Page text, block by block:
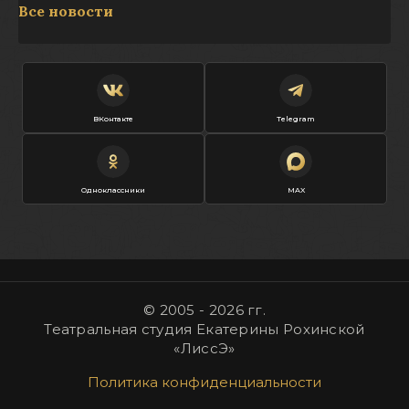
Все новости
ВКонтакте Telegram
Одноклассники MAX
© 2005 - 2026 гг.
Театральная студия Екатерины Рохинской
«ЛиссЭ»
Политика конфиденциальности